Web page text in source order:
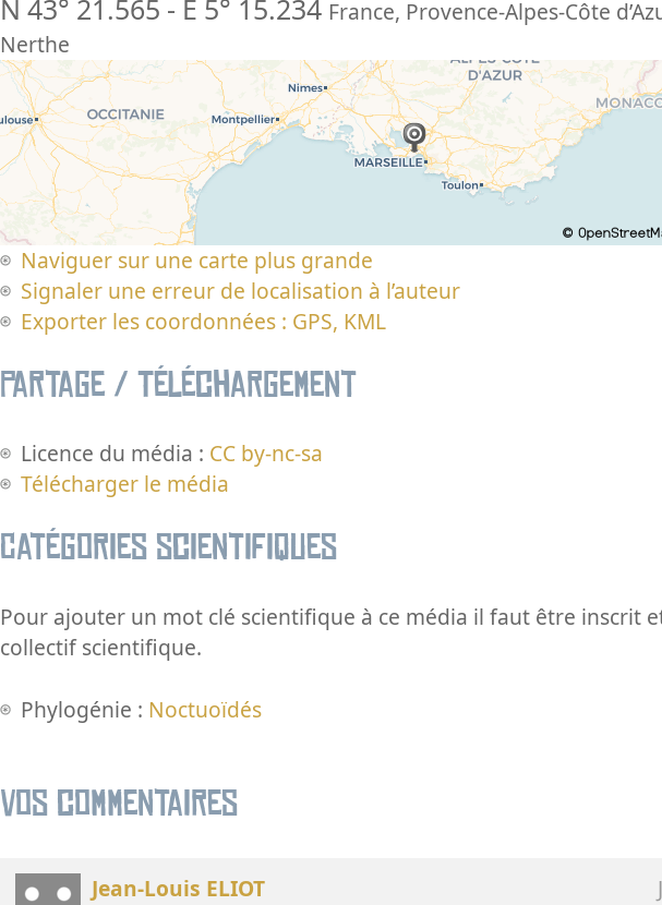
N 43° 21.565 - E 5° 15.234 France, Provence-Alpes-Côte
Nerthe
Naviguer sur une carte plus grande
Signaler une erreur de localisation à l’auteur
Exporter les coordonnées : GPS, KML
Partage / Téléchargement
Licence du média : CC by-nc-sa
Télécharger le média
Catégories scientifiques
Pour ajouter un mot clé scientifique à ce média il faut être inscrit
collectif scientifique.
Phylogénie : Noctuoïdés
Vos commentaires
Jean-Louis ELIOT